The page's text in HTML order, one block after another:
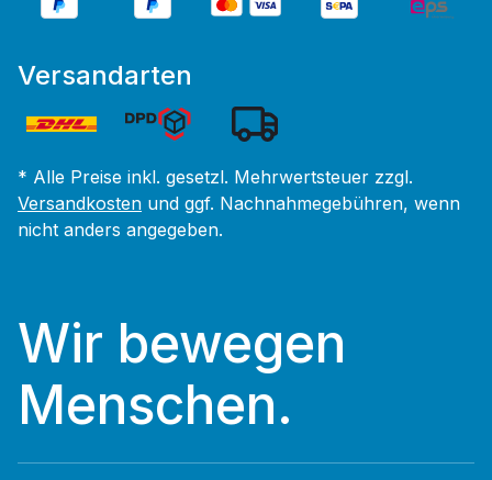
Versandarten
* Alle Preise inkl. gesetzl. Mehrwertsteuer zzgl.
Versandkosten und ggf. Nachnahmegebühren, wenn
nicht anders angegeben.
Wir bewegen
Menschen.